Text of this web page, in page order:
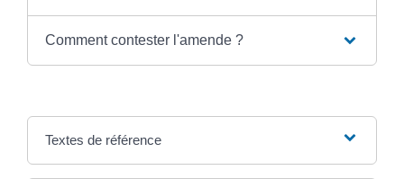
Comment contester l'amende ?
Textes de référence